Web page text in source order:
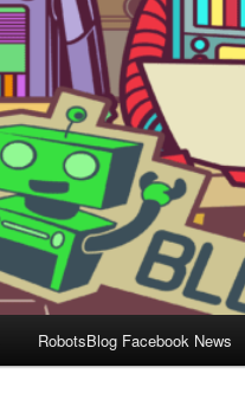
RobotsBlog Facebook News